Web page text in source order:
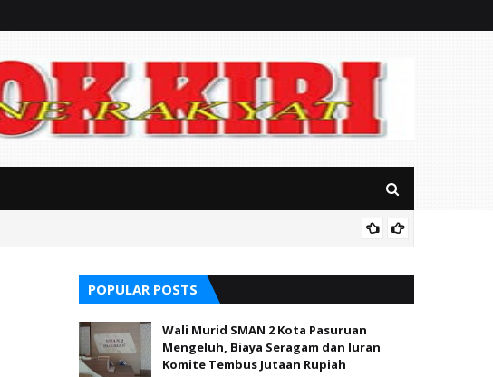
POPULAR POSTS
Wali Murid SMAN 2 Kota Pasuruan
Mengeluh, Biaya Seragam dan Iuran
Komite Tembus Jutaan Rupiah